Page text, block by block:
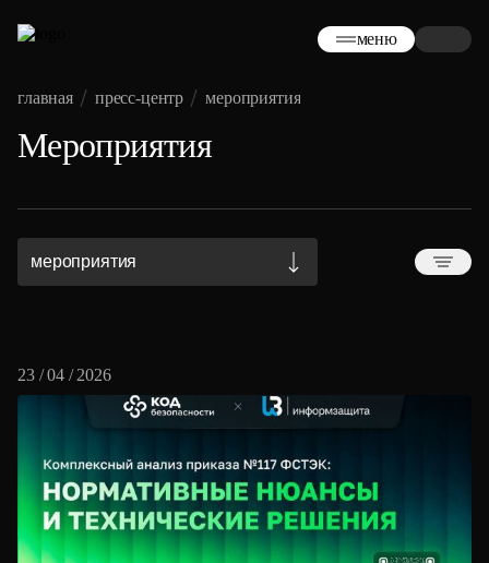
меню
главная пресс-центр мероприятия
Мероприятия
мероприятия
23 / 04 / 2026